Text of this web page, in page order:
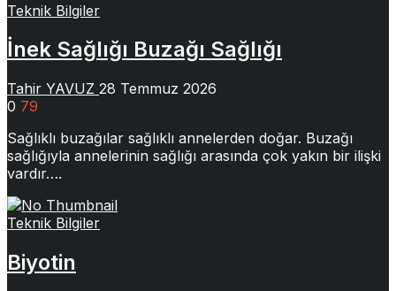
Teknik Bilgiler
İnek Sağlığı Buzağı Sağlığı
Tahir YAVUZ 28 Temmuz 2026
0 79
Sağlıklı buzağılar sağlıklı annelerden doğar. Buzağı
sağlığıyla annelerinin sağlığı arasında çok yakın bir ilişki
vardır….
Teknik Bilgiler
Biyotin